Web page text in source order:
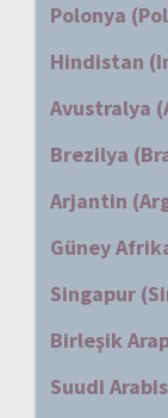
Polonya
Hindistan
Avustralya
Brezilya
Arjantin
Güney
Singapur
Birleşik
Suudi